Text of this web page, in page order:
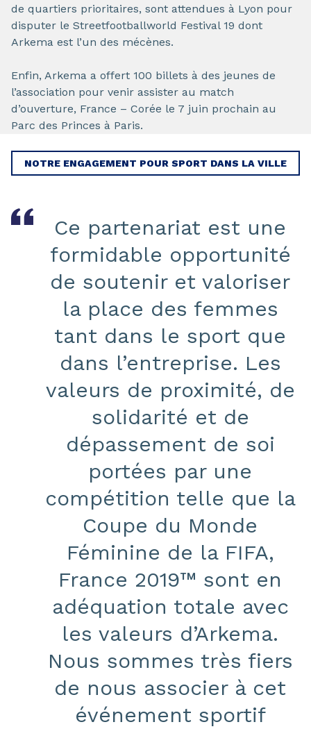
de quartiers prioritaires, sont attendues à Lyon pour
disputer le Streetfootballworld Festival 19 dont
Arkema est l’un des mécènes.
Enfin, Arkema a offert 100 billets à des jeunes de
l’association pour venir assister au match
d’ouverture, France – Corée le 7 juin prochain au
Parc des Princes à Paris.
NOTRE ENGAGEMENT POUR SPORT DANS LA VILLE
Ce partenariat est une
formidable opportunité
de soutenir et valoriser
la place des femmes
tant dans le sport que
dans l’entreprise. Les
valeurs de proximité, de
solidarité et de
dépassement de soi
portées par une
compétition telle que la
Coupe du Monde
Féminine de la FIFA,
France 2019™ sont en
adéquation totale avec
les valeurs d’Arkema.
Nous sommes très fiers
de nous associer à cet
événement sportif